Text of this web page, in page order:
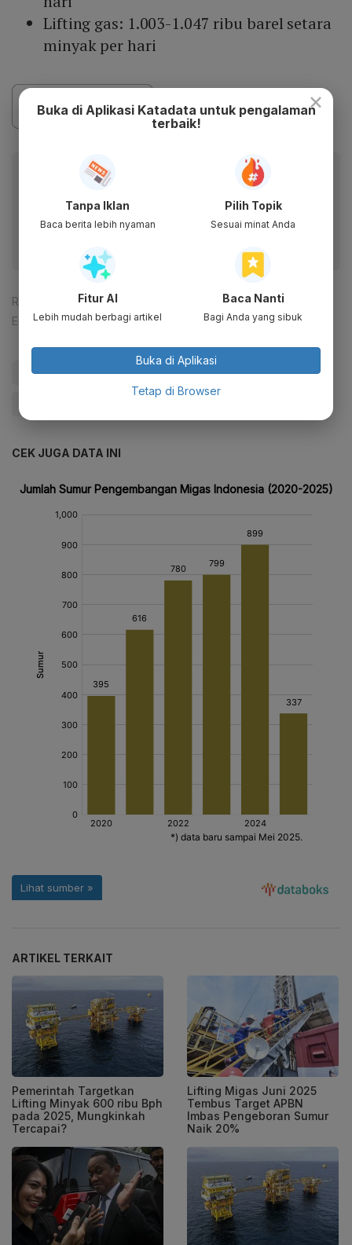
Lifting gas: 1.003-1.047 ribu barel setara
minyak per hari
Baca artikel ini lewat aplikasi mobile.
fitur menarik lainnya lewat aplikasi mobile Katadata.
Reporter:
Mela Syaharani
Editor: Happy Fajrian
#Lifting Migas #Lifting Minyak #Lifting Gas
CEK JUGA DATA INI
ARTIKEL TERKAIT
Pemerintah Targetkan
Lifting Minyak 600 ribu Bph
pada 2025, Mungkinkah
Tercapai?
Lifting Migas Juni 2025
Tembus Target APBN
Imbas Pengeboran Sumur
Naik 20%
×
Buka di Aplikasi Katadata untuk pengalaman
terbaik!
Tanpa Iklan
Baca berita lebih nyaman
Pilih Topik
Sesuai minat Anda
Fitur AI
Lebih mudah berbagi artikel
Baca Nanti
Bagi Anda yang sibuk
Buka di Aplikasi
Tetap di Browser